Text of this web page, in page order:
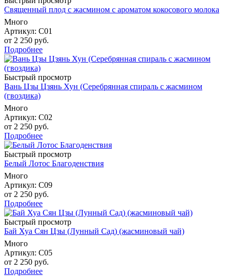
Священный плод с жасмином с ароматом кокосового молока
Много
Артикул: С01
от 2 250 руб.
Подробнее
Быстрый просмотр
Вань Цзы Цзянь Хун (Серебрянная спираль с жасмином
(гвоздика)
Много
Артикул: С02
от 2 250 руб.
Подробнее
Быстрый просмотр
Белый Лотос Благоденствия
Много
Артикул: С09
от 2 250 руб.
Подробнее
Быстрый просмотр
Бай Хуа Сян Цзы (Лунный Сад) (жасминовый чай)
Много
Артикул: С05
от 2 250 руб.
Подробнее